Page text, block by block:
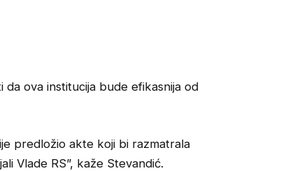
ova institucija bude efikasnija od
predložio akte koji bi razmatrala
Vlade RS”, kaže Stevandić.